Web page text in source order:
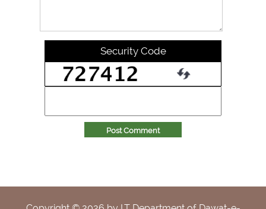
Security Code
Post Comment